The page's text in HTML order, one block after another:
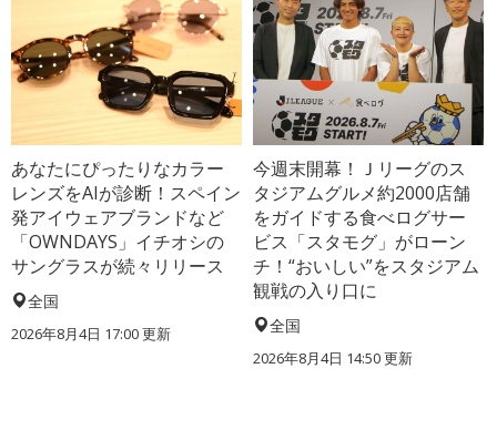
あなたにぴったりなカラー
レンズをAIが診断！スペイン
発アイウェアブランドなど
「OWNDAYS」イチオシの
サングラスが続々リリース
全国
2026年8月4日 17:00更新
今週末開幕！Ｊリーグのス
タジアムグルメ約2000店舗
をガイドする食べログサー
ビス「スタモグ」がローン
チ！“おいしい”をスタジアム
観戦の入り口に
全国
2026年8月4日 14:50更新